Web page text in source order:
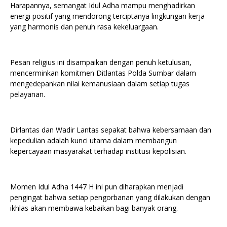
Harapannya, semangat Idul Adha mampu menghadirkan
energi positif yang mendorong terciptanya lingkungan kerja
yang harmonis dan penuh rasa kekeluargaan.
Pesan religius ini disampaikan dengan penuh ketulusan,
mencerminkan komitmen Ditlantas Polda Sumbar dalam
mengedepankan nilai kemanusiaan dalam setiap tugas
pelayanan.
Dirlantas dan Wadir Lantas sepakat bahwa kebersamaan dan
kepedulian adalah kunci utama dalam membangun
kepercayaan masyarakat terhadap institusi kepolisian.
Momen Idul Adha 1447 H ini pun diharapkan menjadi
pengingat bahwa setiap pengorbanan yang dilakukan dengan
ikhlas akan membawa kebaikan bagi banyak orang.